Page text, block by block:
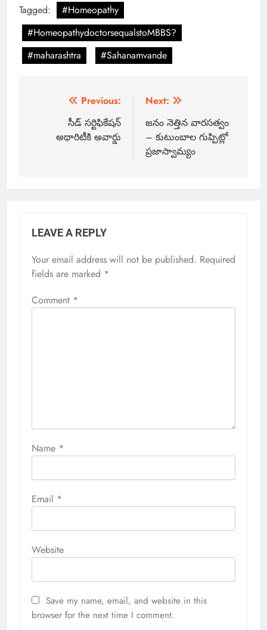
Tagged:
#Homeopathy
#HomeopathydoctorsequalstoMBBS?
#maharashtra
#Sahanamvande
Previous:
సీడ్ సర్టిఫికేషన్
అథారిటీకి అవార్డు
Next:
జనం నెత్తిన వారసత్వం
– కుటుంబాల గుప్పిట్లో
ప్రజాస్వామ్యం
LEAVE A REPLY
Your email address will not be published. Required
fields are marked *
Comment *
Name *
Email *
Website
Save my name, email, and website in this
browser for the next time I comment.